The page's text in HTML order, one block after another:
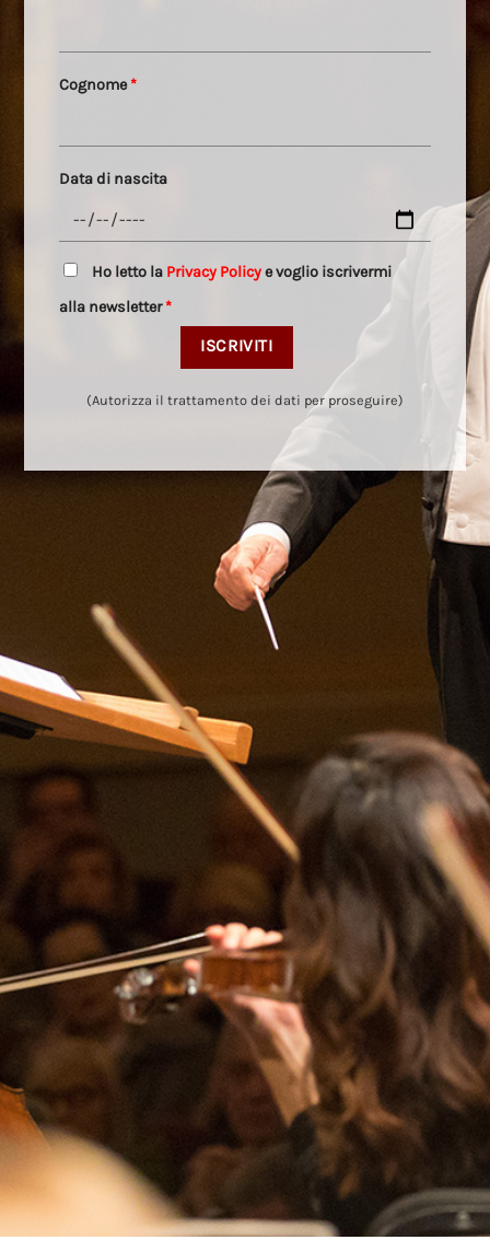
Cognome*
Data di nascita
Ho letto la Privacy Policye voglio iscrivermi
alla newsletter*
(Autorizza il trattamento dei dati per proseguire)